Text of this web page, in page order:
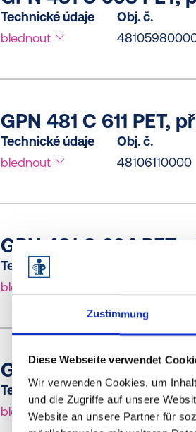
Zustimmung
Diese Webseite verwendet
Wir verwenden Cookies, um
und die Zugriffe auf unsere
Website an unsere Partner für
Technické údaje
blednout
Obj. č.
GPN 481 C 611 PET,
Technické údaje
blednout
Obj. č.
48106110000
GPN 481 C 624 PET,
Technické údaje
blednout
GPN 481 C 635 PET,
Technické údaje
blednout
Obj. č.
48106350000